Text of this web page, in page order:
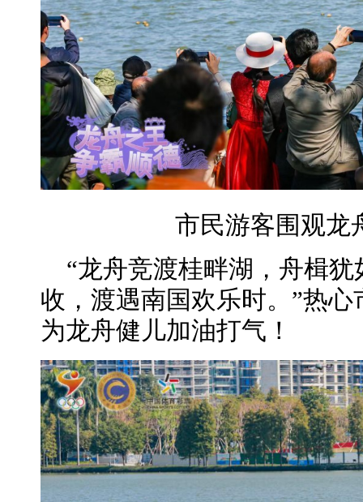
市民游客围观龙
“龙舟竞渡桂畔湖，舟楫
收，渡遇南国欢乐时。”热
为龙舟健儿加油打气！